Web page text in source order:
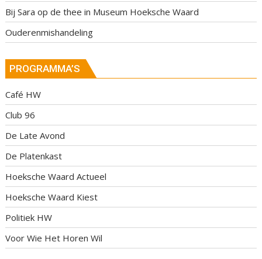
Bij Sara op de thee in Museum Hoeksche Waard
Ouderenmishandeling
PROGRAMMA’S
Café HW
Club 96
De Late Avond
De Platenkast
Hoeksche Waard Actueel
Hoeksche Waard Kiest
Politiek HW
Voor Wie Het Horen Wil